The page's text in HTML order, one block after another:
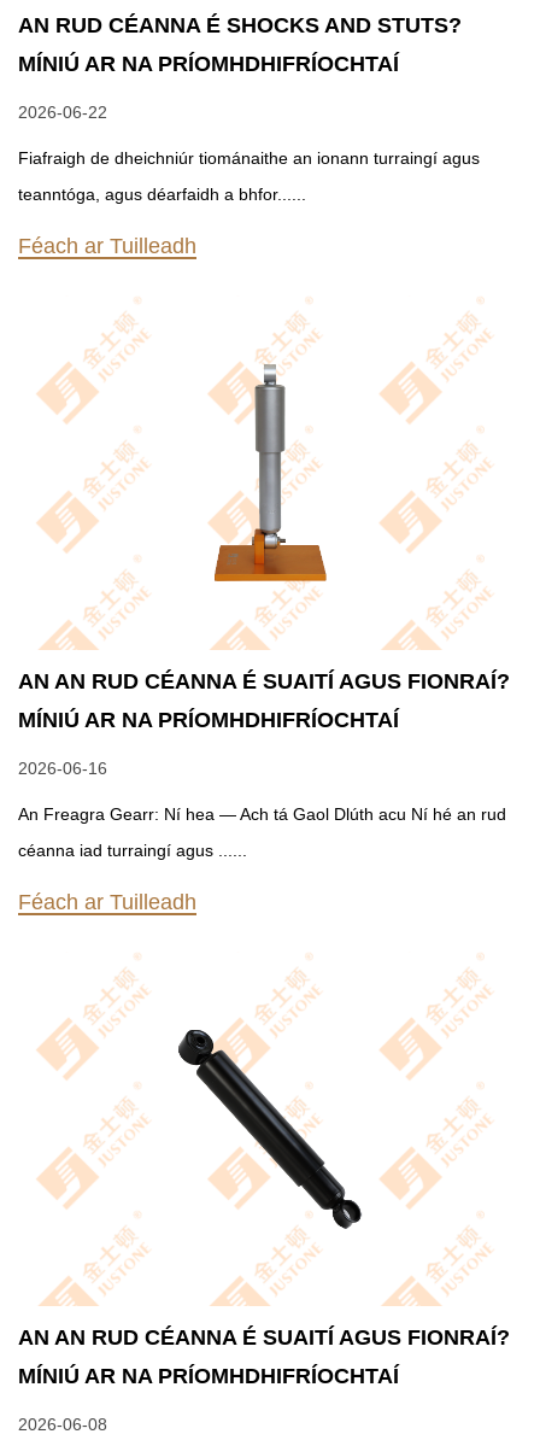
AN RUD CÉANNA É SHOCKS AND STUTS?
MÍNIÚ AR NA PRÍOMHDHIFRÍOCHTAÍ
2026-06-22
Fiafraigh de dheichniúr tiománaithe an ionann turraingí agus
teanntóga, agus déarfaidh a bhfor......
Féach ar Tuilleadh
AN AN RUD CÉANNA É SUAITÍ AGUS FIONRAÍ?
MÍNIÚ AR NA PRÍOMHDHIFRÍOCHTAÍ
2026-06-16
An Freagra Gearr: Ní hea — Ach tá Gaol Dlúth acu Ní hé an rud
céanna iad turraingí agus ......
Féach ar Tuilleadh
AN AN RUD CÉANNA É SUAITÍ AGUS FIONRAÍ?
MÍNIÚ AR NA PRÍOMHDHIFRÍOCHTAÍ
2026-06-08